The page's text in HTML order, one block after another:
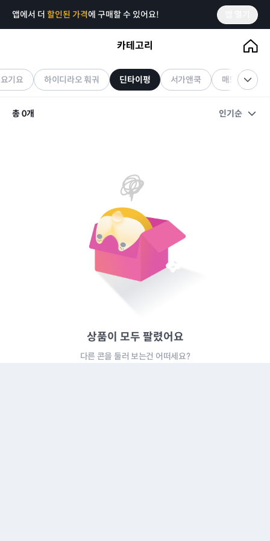
앱에서 더 할인된 가격에 구매할 수 있어요!
카테고리
딘타이펑 기프티콘
요기요 하이디라오 훠궈 딘타이펑 서가앤쿡 매드포갈릭
총0개 인기순
상품이 모두 팔렸어요
다른 콘을 둘러 보는건 어떠세요?